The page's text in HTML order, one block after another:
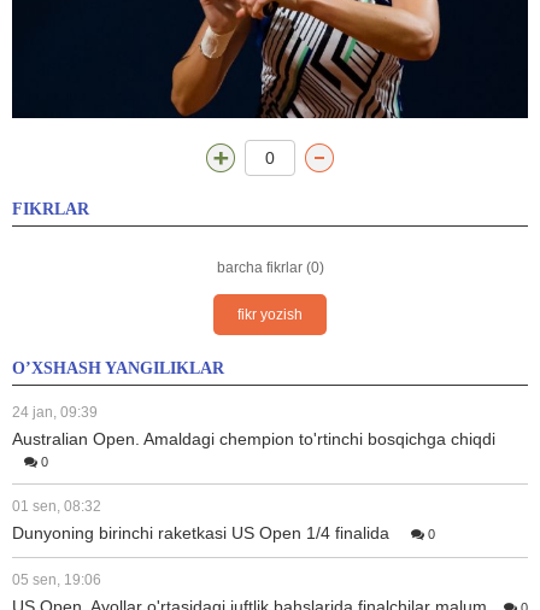
0
FIKRLAR
barcha fikrlar (0)
fikr yozish
O’XSHASH YANGILIKLAR
24 jan, 09:39
Australian Open. Amaldagi chempion to'rtinchi bosqichga chiqdi
0
01 sen, 08:32
Dunyoning birinchi raketkasi US Open 1/4 finalida 0
05 sen, 19:06
US Open. Ayollar o'rtasidagi juftlik bahslarida finalchilar malum